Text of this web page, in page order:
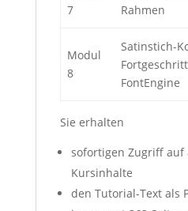
7
Rahmen
Modul
8
Satinstich-
FontEngine
Sie erhalten
sofortigen Zugriff auf
Kursinhalte
den Tutorial-Text als